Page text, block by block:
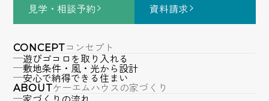
見学・相談予約 資料請求
CONCEPTコンセプト
遊びゴコロを取り入れる
敷地条件・風・光から設計
安心で納得できる住まい
ABOUTケーエムハウスの家づくり